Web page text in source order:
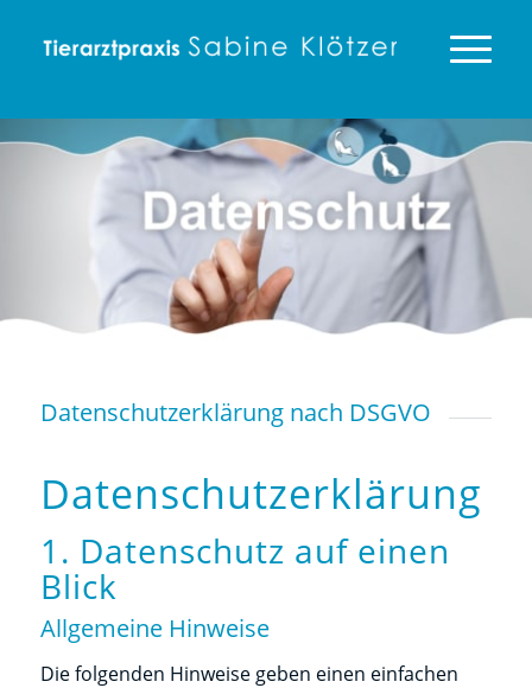
Datenschutzerklärung nach DSGVO
Datenschutz­erklärung
1. Datenschutz auf einen
Blick
Allgemeine Hinweise
Die folgenden Hinweise geben einen einfachen